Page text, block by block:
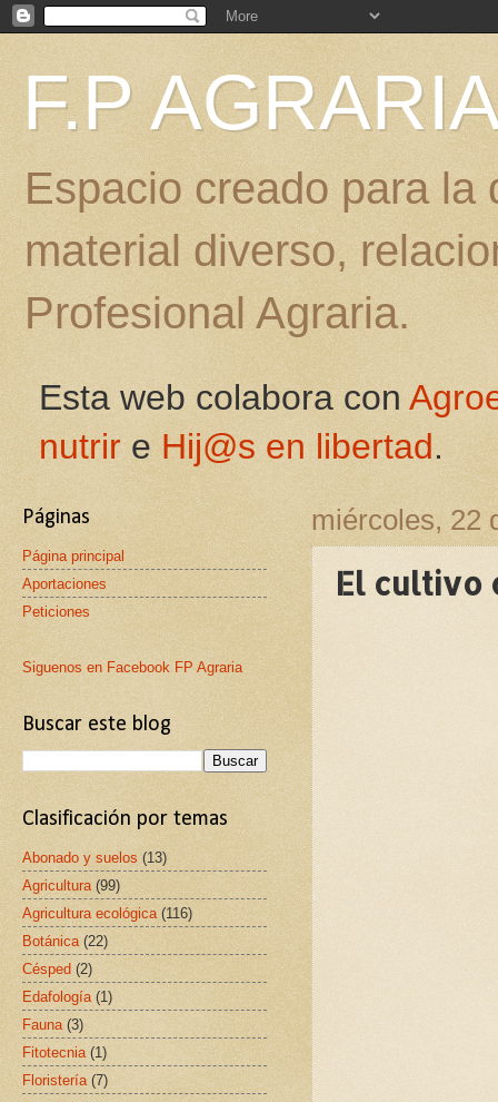
F.P
Espacio creado para
material diverso,
Profesional Agraria.
Esta web colabora con
nutrir e Hij@s en libertad.
miércoles, 22
El cultivo
Páginas
Página principal
Aportaciones
Peticiones
Siguenos en Facebook FP Agraria
Buscar este blog
Clasificación por temas
Abonado y suelos (13)
Agricultura (99)
Agricultura ecológica (116)
Botánica (22)
Césped (2)
Edafología (1)
Fauna (3)
Fitotecnia (1)
Floristería (7)